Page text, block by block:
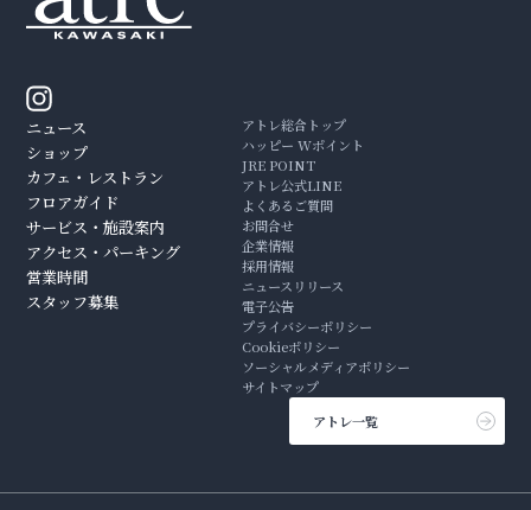
ニュース
ショップ
カフェ・レストラン
フロアガイド
サービス・施設案内
アクセス・パーキング
営業時間
スタッフ募集
アトレ総合トップ
ハッピー Wポイント
JRE POINT
アトレ公式LINE
よくあるご質問
お問合せ
企業情報
採用情報
ニュースリリース
電子公告
プライバシーポリシー
Cookieポリシー
ソーシャルメディアポリシー
サイトマップ
アトレ一覧